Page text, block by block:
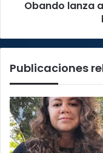
Obando lanza
Publicaciones